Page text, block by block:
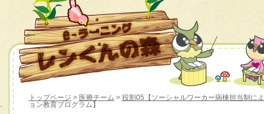
トップページ > 医療チーム > 役割05【ソーシャルワーカー病棟担当制に
ョン教育プログラム】